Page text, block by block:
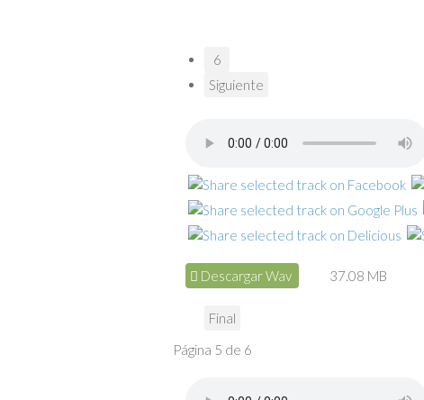
Descargar Wav 37.08 MB
6
Siguiente
Final
Página 5 de 6